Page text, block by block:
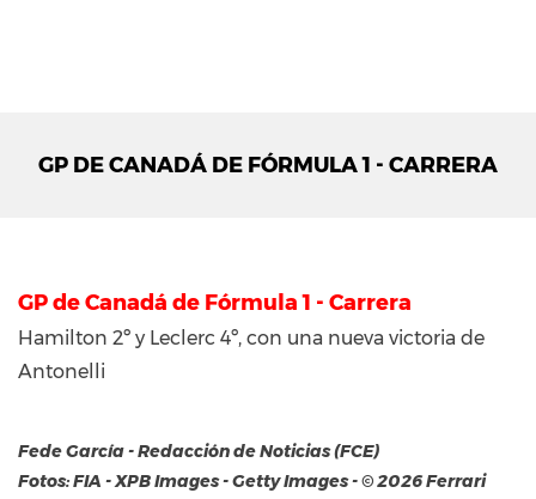
GP DE CANADÁ DE FÓRMULA 1 - CARRERA
GP de Canadá de Fórmula 1 - Carrera
Hamilton 2º y Leclerc 4º, con una nueva victoria de
Antonelli
Fede García - Redacción de Noticias (FCE)
Fotos: FIA - XPB Images - Getty Images - © 2026 Ferrari